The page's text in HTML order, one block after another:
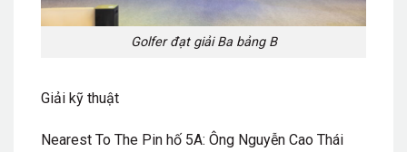
Golfer đạt giải Ba bảng B
Giải kỹ thuật
Nearest To The Pin hố 5A: Ông Nguyễn Cao Thái